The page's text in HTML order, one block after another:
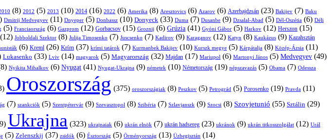
(8) 2012 (5) 2013 (10) 2014 (16) 2022 (6) Amerika (8) Aresztovics (6) Azarov (6) Azerbajdzsán (23) Bakijev (7) Baku
Dmitrij Medvegyev (11) Dnyeper (5) Donbassz (10) Donyeck (33) Duma (7) Dusanbe (9) Dzsalal-Abad (5) Dél-Oszétia (6) Déli
(5) Franciaország (6) Gazprom (12) Gorbacsov (15) Groznij (6) Grúzia (41) Gyóni Gábor (5) Harkov (12) Herszon (15)
(12) Jobboldali Szektor (8) Julija Timosenko (7) Juscsenko (7) Kadirov (9) Karaganov (12) Katyn (8) Kaukázus (9) Kazahsztán
(6) Kreml (26) Krím (37) krími tatárok (7) Kurmanbek Bakijev (10) Kurszk megye (5) Kárpátalja (8) Közép-Ázsia (11)
Lukasenko (33) Lviv (14) magyarok (5) Magyarország (32) Majdan (17) Mariupol (6) Martonyi János (5) Medvegyev (49)
Nyikita Mihalkov (6) Nyugat (41) Nyugat-Ukrajna (9) németek (10) Németország (19) népszavazás (5) Obama (7) Odessza
Oroszország (375) oroszországiak (8) Peszkov (5) Petrográd (5) Porosenko (19) Pravda (11)
(7) szankciók (5) Szentpétervár (9) Szevasztopol (8) Szibéria (7) Szlavjanszk (9) Szocsi (8) Szovjetunió (55) Sztálin (29)
Ukrajna (323) ukrajnaiak (6) ukrán elnök (7) ukrán hadsereg (23) ukránok (9) ukrán titkosszolgálat (12) Urál
(5) Zelenszkij (37) zsidók (6) Észtország (5) Örményország (13) Üzbegisztán (14)